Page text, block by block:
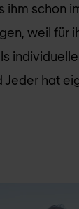
ihm schon
weil für
Jeder hat